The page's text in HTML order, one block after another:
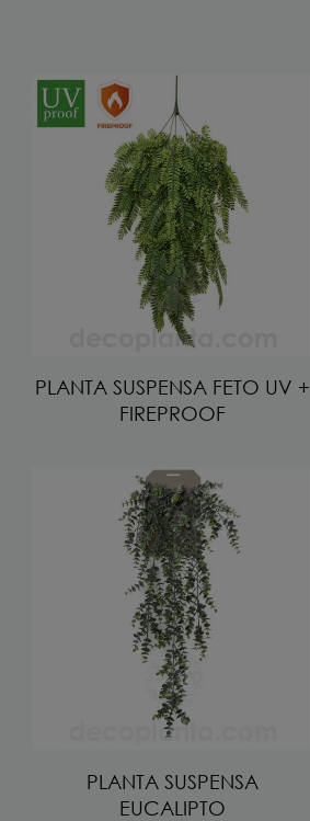
PLANTA SUSPENSA FETO UV +
FIREPROOF
PLANTA SUSPENSA
EUCALIPTO